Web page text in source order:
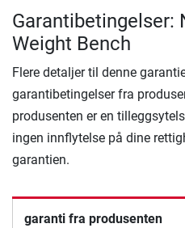
Garantibetingelser:
Weight Bench
Flere detaljer til denne
garantibetingelser fra
produsenten er en
ingen innflytelse på dine
garantien.
garanti fra produsenten